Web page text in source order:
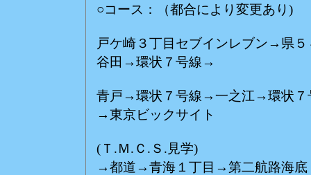
○コース：（都合により変更あり)
戸ケ崎３丁目セブインレブン→
谷田→環状７号線→
青戸→環状７号線→一之江→環状
→東京ビックサイト
(Ｔ.Ｍ.Ｃ.Ｓ.見学)
→都道→青海１丁目→第二航路海